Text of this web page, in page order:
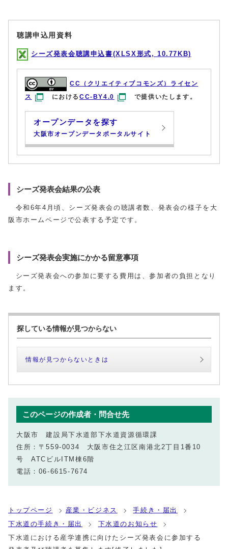
聴講申込用資料
シーズ発表会聴講申込書(XLSX形式, 10.77KB)
CC（クリエイティブコモンズ）ライセン
ス
におけるCC-BY4.0 で提供いたします。
オープンデータを探す
大阪市オープンデータポータルサイト
シーズ発表会結果の公表
令和6年4月頃、シーズ発表会の聴講者数、発表会の様子を大
阪市ホームページで公表する予定です。
シーズ発表会実施にかかる留意事項
シーズ発表会への参加に要する費用は、参加者の負担となり
ます。
探している情報が見つからない
情報が見つからないときは
このページの作成者・問合せ先
大阪市 建設局下水道部下水道資源循環課
住所：〒559-0034 大阪市住之江区南港北2丁目1番10
号 ATCビルITM棟6階
電話：06-6615-7674
トップページ 産業・ビジネス
手続き・届出
下水道の手続き・届出
下水道のお知らせ
下水道における産学連携に向けたシーズ発表会に参加する